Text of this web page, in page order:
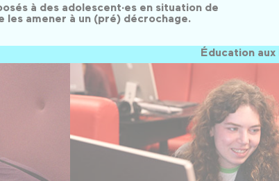
à des adolescent·es en situation de
amener à un (pré) décrochage.
Éducation aux